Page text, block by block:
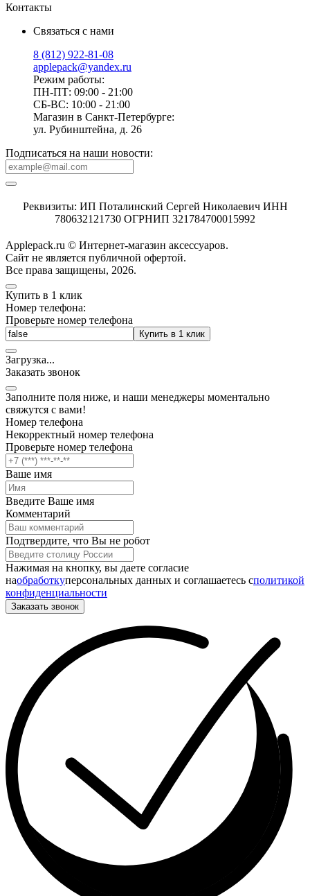
Контакты
Связаться с нами
8 (812) 922-81-08
applepack@yandex.ru
Режим работы:
ПН-ПТ: 09:00 - 21:00
СБ-ВС: 10:00 - 21:00
Магазин в Санкт-Петербурге:
ул. Рубинштейна, д. 26
Подписаться на наши новости:
Реквизиты: ИП Поталинский Сергей Николаевич ИНН
780632121730 ОГРНИП 321784700015992
Applepack.ru © Интернет-магазин аксессуаров.
Cайт не является публичной офертой.
Все права защищены, 2026.
Купить в 1 клик
Номер телефона:
Проверьте номер телефона
Купить в 1 клик
Загрузка...
Заказать звонок
Заполните поля ниже, и наши менеджеры моментально
свяжутся с вами!
Номер телефона
Некорректный номер телефона
Проверьте номер телефона
Ваше имя
Введите Ваше имя
Комментарий
Подтвердите, что Вы не робот
Нажимая на кнопку, вы даете согласие
наобработкуперсональных данных и соглашаетесь cполитикой
конфиденциальности
Заказать звонок